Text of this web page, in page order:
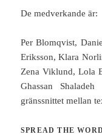
De medverkande är:
Per Blomqvist,
Eriksson, Klara
Zena Viklund, Lola
Ghassan
gränssnittet mellan
SPREAD THE